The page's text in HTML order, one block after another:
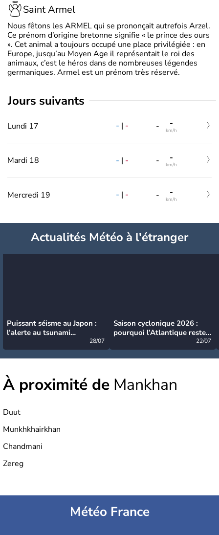
Saint Armel
Nous fêtons les ARMEL qui se prononçait autrefois Arzel.
Ce prénom d’origine bretonne signifie « le prince des ours
». Cet animal a toujours occupé une place privilégiée : en
Europe, jusqu’au Moyen Age il représentait le roi des
animaux, c’est le héros dans de nombreuses légendes
germaniques. Armel est un prénom très réservé.
jours suivants
Lundi 17 - | - - -
km/h
Mardi 18 - | - - -
km/h
Mercredi 19 - | - - -
km/h
Actualités Météo à l'étranger
Puissant séisme au Japon :
l’alerte au tsunami
28/07
Saison cyclonique 2026 :
pourquoi l’Atlantique reste
22/07
À proximité de Mankhan
Duut
Munkhkhairkhan
Chandmani
Zereg
Météo France